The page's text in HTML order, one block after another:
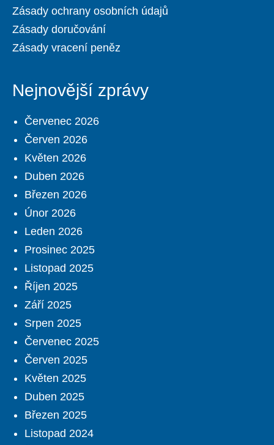
Zásady ochrany osobních údajů
Zásady doručování
Zásady vracení peněz
Nejnovější zprávy
Červenec 2026
Červen 2026
Květen 2026
Duben 2026
Březen 2026
Únor 2026
Leden 2026
Prosinec 2025
Listopad 2025
Říjen 2025
Září 2025
Srpen 2025
Červenec 2025
Červen 2025
Květen 2025
Duben 2025
Březen 2025
Listopad 2024